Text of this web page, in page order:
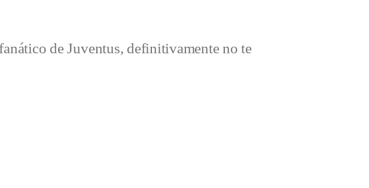
de Juventus, definitivamente no te